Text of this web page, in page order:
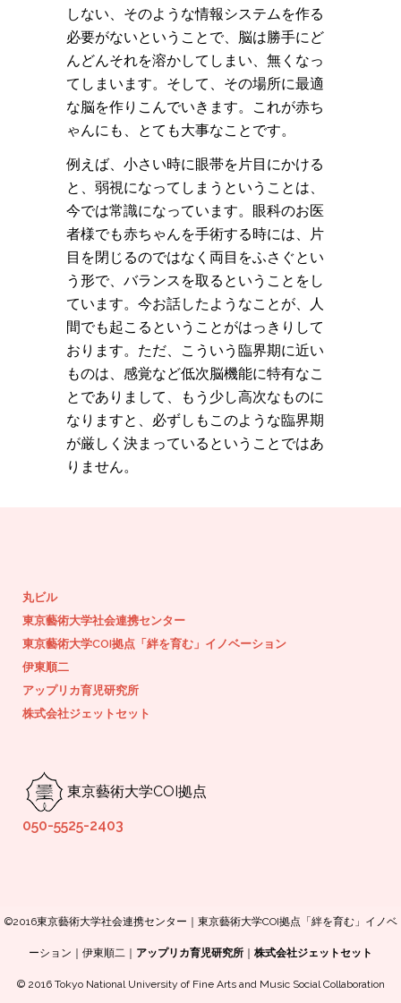
しない、そのような情報システムを作る
必要がないということで、脳は勝手にど
んどんそれを溶かしてしまい、無くなっ
てしまいます。そして、その場所に最適
な脳を作りこんでいきます。これが赤ち
ゃんにも、とても大事なことです。
例えば、小さい時に眼帯を片目にかける
と、弱視になってしまうということは、
今では常識になっています。眼科のお医
者様でも赤ちゃんを手術する時には、片
目を閉じるのではなく両目をふさぐとい
う形で、バランスを取るということをし
ています。今お話したようなことが、人
間でも起こるということがはっきりして
おります。ただ、こういう臨界期に近い
ものは、感覚など低次脳機能に特有なこ
とでありまして、もう少し高次なものに
なりますと、必ずしもこのような臨界期
が厳しく決まっているということではあ
りません。
丸ビル
東京藝術大学社会連携センター
東京藝術大学COI拠点「絆を育む」イノベーション
伊東順二
アップリカ育児研究所
株式会社ジェットセット
東京藝術大学COI拠点
050-5525-2403
©2016東京藝術大学社会連携センター｜東京藝術大学COI拠点「絆を育む」イノベ
ーション｜伊東順二｜ アップリカ育児研究所 株式会社ジェットセット
© 2016 Tokyo National University of Fine Arts and Music Social Collaboration